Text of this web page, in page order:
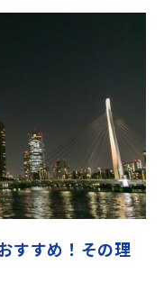
すすめ！その理